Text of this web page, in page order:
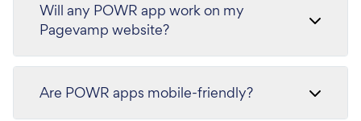
Will any POWR app work on my
Pagevamp website?
Are POWR apps mobile-friendly?